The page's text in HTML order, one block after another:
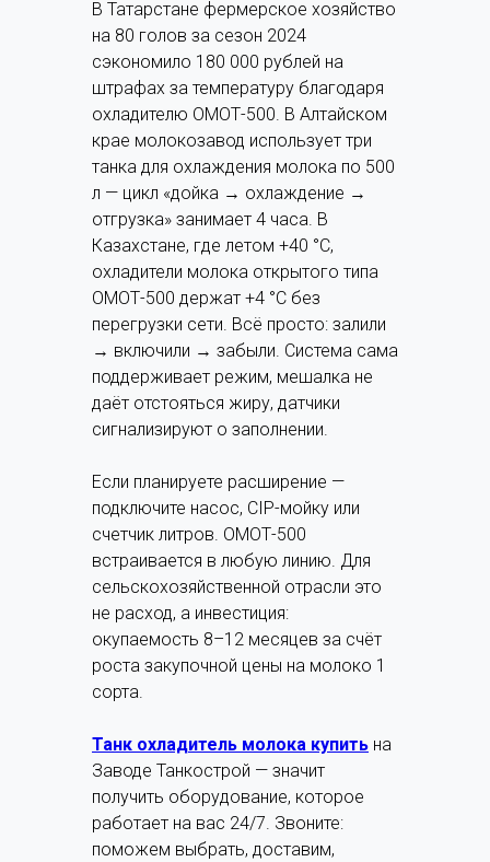
В Татарстане фермерское хозяйство
на 80 голов за сезон 2024
сэкономило 180 000 рублей на
штрафах за температуру благодаря
охладителю ОМОТ-500. В Алтайском
крае молокозавод использует три
танка для охлаждения молока по 500
л — цикл «дойка → охлаждение →
отгрузка» занимает 4 часа. В
Казахстане, где летом +40 °C,
охладители молока открытого типа
ОМОТ-500 держат +4 °C без
перегрузки сети. Всё просто: залили
→ включили → забыли. Система сама
поддерживает режим, мешалка не
даёт отстояться жиру, датчики
сигнализируют о заполнении.
Если планируете расширение —
подключите насос, CIP-мойку или
счетчик литров. ОМОТ-500
встраивается в любую линию. Для
сельскохозяйственной отрасли это
не расход, а инвестиция:
окупаемость 8–12 месяцев за счёт
роста закупочной цены на молоко 1
сорта.
Танк охладитель молока купить на
Заводе Танкострой — значит
получить оборудование, которое
работает на вас 24/7. Звоните:
поможем выбрать, доставим,